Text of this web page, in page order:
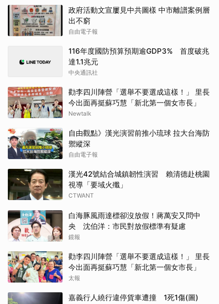
政府活動文宣屢見中共圖樣 中市離譜案例層
出不窮
自由電子報
116年度國防預算預期逾GDP3% 首度破兆
達1.1兆元
中央通訊社
勸李四川陣營「選舉不要選成這樣！」 里長
今出面再挺蘇巧慧「新北第一個女市長」
Newtalk
自由觀點》漢光演習前推小琉球 拉大台海防
禦縱深
自由電子報
漢光42號結合城鎮韌性演習 賴清德赴桃園
視導「要域火殲」
CTWANT
白海豚風雨達標卻沒放假！蔣萬安又問中
央 沈伯洋：市民對放假標準有疑慮
鏡報
勸李四川陣營「選舉不要選成這樣！」 里長
今出面再挺蘇巧慧「新北第一個女市長」
太報
嘉義行人繞行違停貨車遭撞 1死1傷(圖)